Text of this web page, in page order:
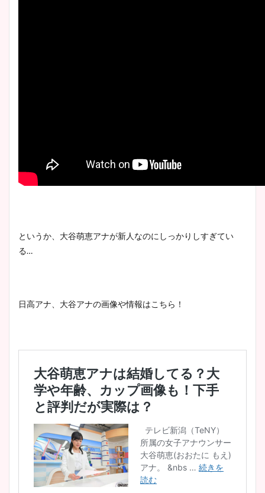
というか、大谷萌恵アナが新人なのにしっかりしすぎてい
る…
日高アナ、大谷アナの画像や情報はこちら！